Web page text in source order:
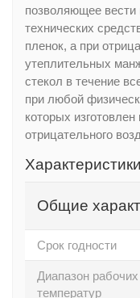
позволяющее вести
технических
пленок, а при
утеплительных
стекол в течение
при любой
которых
отрицательного
Характеристики
Общие
Срок годности
Диапазон рабочих
температур